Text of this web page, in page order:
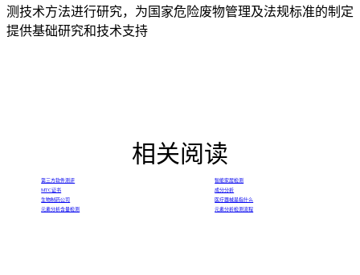
测技术方法进行研究，为国家危险废物管理及法规标准的制定
提供基础研究和技术支持
相关阅读
第三方软件测评
智能家居检测
MTC证书
成分分析
生物制药公司
医疗器械是指什么
元素分析含量检测
元素分析检测流程